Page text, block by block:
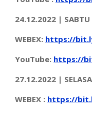
24.12.2022 | SABTU
WEBEX: https://bit.ly/
YouTube: https://
27.12.2022 |
WEBEX : https://